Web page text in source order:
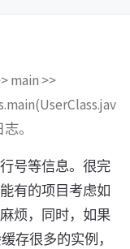
main >>
。
号等信息。很完
有的项目考虑如
烦，同时，如果
存很多的实例，